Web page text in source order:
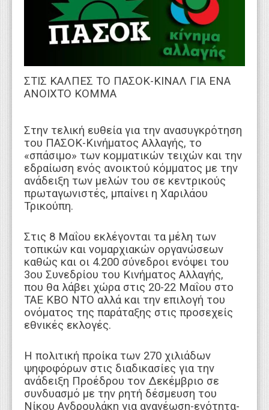
ΣΤΙΣ ΚΑΛΠΕΣ ΤΟ ΠΑΣΟΚ-ΚΙΝΑΛ ΓΙΑ ENA
ANOIXTO KOMMA
Στην τελική ευθεία για την ανασυγκρότηση
του ΠΑΣΟΚ-Κινήματος Αλλαγής, το
«σπάσιμο» των κομματικών τειχών και την
εδραίωση ενός ανοικτού κόμματος με την
ανάδειξη των μελών του σε κεντρικούς
πρωταγωνιστές, μπαίνει η Χαριλάου
Τρικούπη.
Στις 8 Μαΐου εκλέγονται τα μέλη των
τοπικών και νομαρχιακών οργανώσεων
καθώς και οι 4.200 σύνεδροι ενόψει του
3ου Συνεδρίου του Κινήματος Αλλαγής,
που θα λάβει χώρα στις 20-22 Μαΐου στο
ΤΑΕ ΚΒΟ ΝΤΟ αλλά και την επιλογή του
ονόματος της παράταξης στις προσεχείς
εθνικές εκλογές.
Η πολιτική προίκα των 270 χιλιάδων
ψηφοφόρων στις διαδικασίες για την
ανάδειξη Προέδρου τον Δεκέμβριο σε
συνδυασμό με την ρητή δέσμευση του
Νίκου Ανδρουλάκη για ανανέωση-ενότητα-